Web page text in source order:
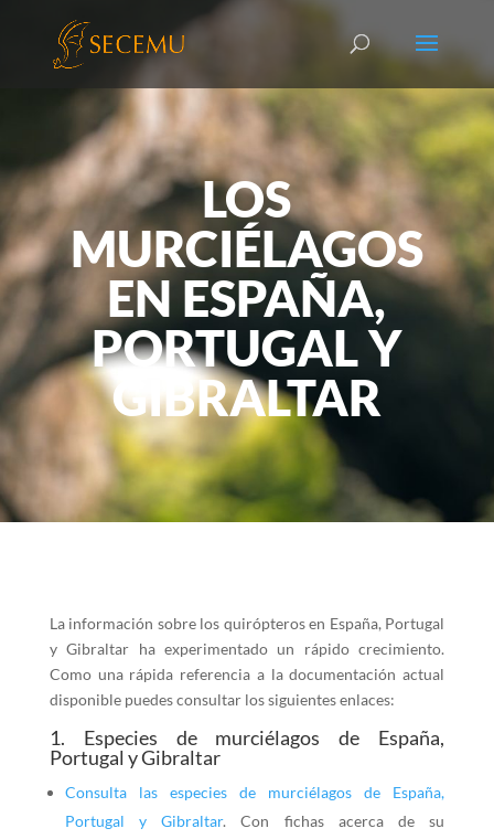
LOS
MURCIÉLAGOS
EN ESPAÑA,
PORTUGAL Y
GIBRALTAR
La información sobre los quirópteros en España, Portugal
y Gibraltar ha experimentado un rápido crecimiento.
Como una rápida referencia a la documentación actual
disponible puedes consultar los siguientes enlaces:
1. Especies de murciélagos de España,
Portugal y Gibraltar
Consulta las especies de murciélagos de España,
Portugal y Gibraltar. Con fichas acerca de su